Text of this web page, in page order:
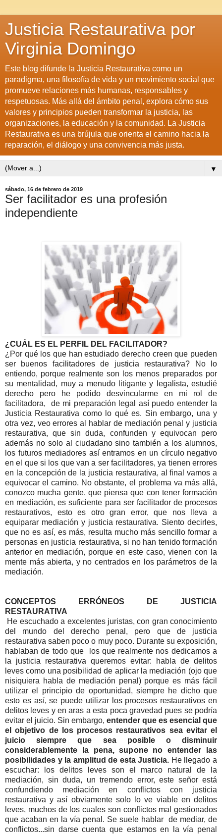
Justicia Restaurativa por
Virginia Domingo
Este blog difunde la Justicia Restaurativa como un
paradigma, una filosofía de vida y un movimiento social que
promueve relaciones más humanas, responsables y
respetuosas. Más allá del ámbito penal, explora cómo sus
valores y principios pueden transformar la justicia, las
organizaciones, la educación y la comunidad. La Justicia
Restaurativa es una brújula que orienta el camino hacia la
reparación, el diálogo y una convivencia más justa.
▼
sábado, 16 de febrero de 2019
Ser facilitador es una profesión
independiente
¿CUÁL ES EL PERFIL DEL FACILITADOR?
¿Por qué los que han estudiado derecho creen que pueden
ser buenos facilitadores de justicia restaurativa? No lo
entiendo, porque realmente son los menos preparados por
su mentalidad, muy a menudo litigante y legalista, estudié
derecho pero he podido desvincularme en mi rol de
facilitadora, de mi preparación legal así puedo entender la
Justicia Restaurativa como lo qué es. Sin embargo, una y
otra vez, veo errores al hablar de mediación penal y justicia
restaurativa, que sin duda, confunden y equivocan pero
además no solo al ciudadano sino también a los alumnos,
los futuros mediadores así entramos en un círculo negativo
en el que si los que van a ser facilitadores, ya tienen errores
en la concepción de la justicia restaurativa, al final vamos a
equivocar el camino. No obstante, el problema va más allá,
conozco mucha gente, que piensa que con tener formación
en mediación, es suficiente para ser facilitador de procesos
restaurativos, esto es otro gran error, que nos lleva a
equiparar mediación y justicia restaurativa. Siento decirles,
que no es así, es más, resulta mucho más sencillo formar a
personas en justicia restaurativa, si no han tenido formación
anterior en mediación, porque en este caso, vienen con la
mente más abierta, y no centrados en los parámetros de la
mediación.
CONCEPTOS ERRÓNEOS DE JUSTICIA
RESTAURATIVA
He escuchado a excelentes juristas, con gran conocimiento
del mundo del derecho penal, pero que de justicia
restaurativa saben poco o muy poco. Durante su exposición,
hablaban de todo que los que realmente nos dedicamos a
la justicia restaurativa queremos evitar: habla de delitos
leves como una posibilidad de aplicar la mediación (ojo que
nisiquiera habla de mediación penal) porque es más fácil
utilizar el principio de oportunidad, siempre he dicho que
esto es así, se puede utilizar los procesos restaurativos en
delitos leves y en aras a esta poca gravedad pues se podría
evitar el juicio. Sin embargo, entender que es esencial que
el objetivo de los procesos restaurativos sea evitar el
juicio siempre que sea posible o disminuir
considerablemente la pena, supone no entender las
posibilidades y la amplitud de esta Justicia. He llegado a
escuchar: los delitos leves son el marco natural de la
mediación, sin duda, un tremendo error, este señor está
confundiendo mediación en conflictos con justicia
restaurativa y así obviamente solo lo ve viable en delitos
leves, muchos de los cuales son conflictos mal gestionados
que acaban en la vía penal. Se suele hablar de mediar, de
conflictos...sin darse cuenta que estamos en la vía penal